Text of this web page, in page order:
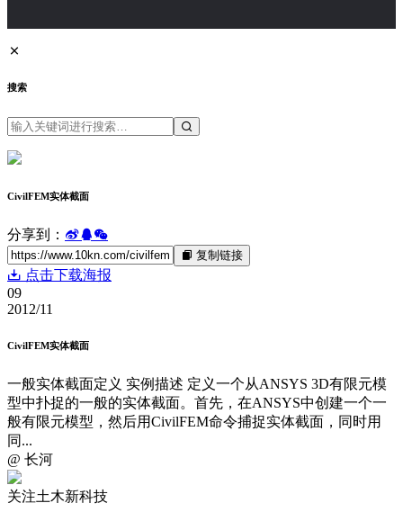
搜索
CivilFEM实体截面
分享到：
复制链接
点击下载海报
09
2012/11
CivilFEM实体截面
一般实体截面定义 实例描述 定义一个从ANSYS 3D有限元模
型中扑捉的一般的实体截面。首先，在ANSYS中创建一个一
般有限元模型，然后用CivilFEM命令捕捉实体截面，同时用
同...
@ 长河
关注土木新科技